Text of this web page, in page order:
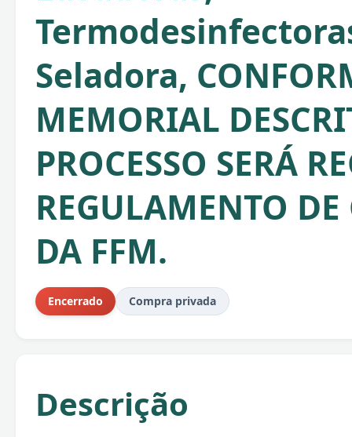
Seladora,
MEMORIAL
PROCESSO SERÁ
REGULAMENTO DE
DA FFM.
Encerrado Compra privada
Descrição